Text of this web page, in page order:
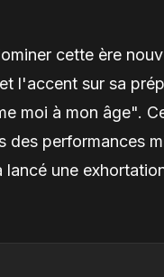
cette ère
l'accent sur sa
moi à mon âge".
performances
une